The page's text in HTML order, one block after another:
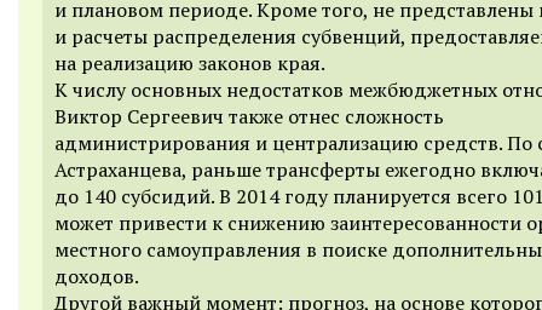
и плановом периоде. Кроме того, не
и расчеты распределения субвенций,
на реализацию законов края.
К числу основных недостатков межбюджетных
Виктор Сергеевич также отнес сложность
администрирования и централизацию средств. По
Астраханцева, раньше трансферты ежегодно
до 140 субсидий. В 2014 году планируется всего
может привести к снижению заинтересованности
местного самоуправления в поиске
доходов.
Другой важный момент: прогноз, на основе